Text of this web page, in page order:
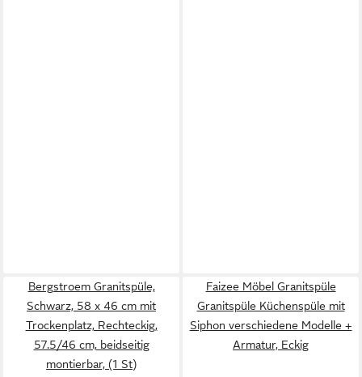
Bergstroem Granitspüle,
Schwarz, 58 x 46 cm mit
Trockenplatz, Rechteckig,
57.5/46 cm, beidseitig
montierbar, (1 St)
Faizee Möbel Granitspüle
Granitspüle Küchenspüle mit
Siphon verschiedene Modelle +
Armatur, Eckig